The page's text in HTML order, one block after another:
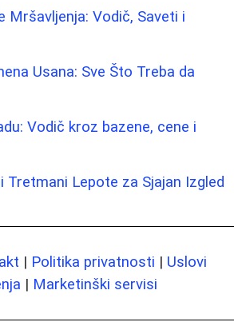
Mršavljenja: Vodič, Saveti i
Usana: Sve Što Treba da
Vodič kroz bazene, cene i
Tretmani Lepote za Sjajan Izgled
| Politika privatnosti | Uslovi
| Marketinški servisi